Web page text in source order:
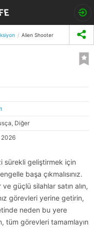
Alien Shooter
Diğer
sürekli geliştirmek için
başa çıkmalısınız.
güçlü silahlar satın alın,
görevleri yerine getirin,
neden bu yere
tüm görevleri tamamlayın